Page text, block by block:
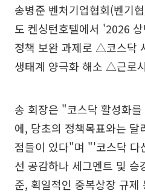
송병준 벤처기업협회(벤기
도 켄싱턴호텔에서 '2026
정책 보완 과제로 △코스닥
생태계 양극화 해소 △근로
송 회장은 "코스닥 활성화
에, 당초의 정책목표와는 달
점들이 있다"며 "'코스닥 다
선 공감하나 세그멘트 및 승
준, 획일적인 중복상장 규